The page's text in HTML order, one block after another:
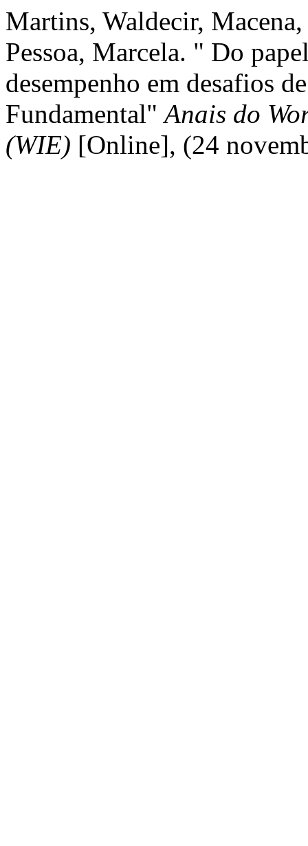
Martins, Waldecir,
Pessoa, Marcela. " Do
desempenho em desafios
Fundamental"Anais do
(WIE) [Online], (24